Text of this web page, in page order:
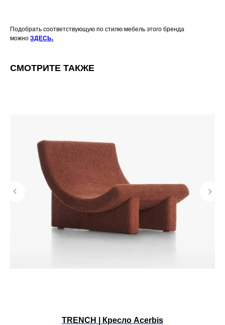
Подобрать соответствующую по стилю мебель этого бренда
можно ЗДЕСЬ.
СМОТРИТЕ ТАКЖЕ
TRENCH | Кресло Acerbis